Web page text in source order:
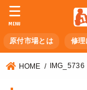
原付市場とは 修理
MENU
HOME IMG_5736